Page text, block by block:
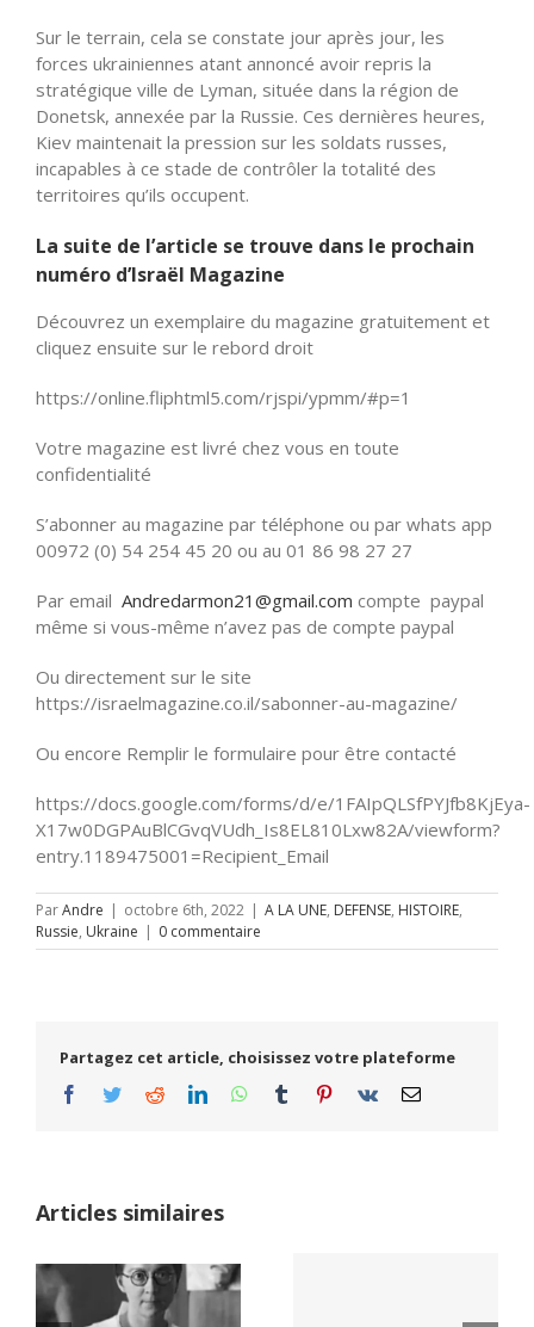
Sur le terrain, cela se constate jour après jour, les
forces ukrainiennes atant annoncé avoir repris la
stratégique ville de Lyman, située dans la région de
Donetsk, annexée par la Russie. Ces dernières heures,
Kiev maintenait la pression sur les soldats russes,
incapables à ce stade de contrôler la totalité des
territoires qu’ils occupent.
La suite de l’article se trouve dans le prochain
numéro d’Israël Magazine
Découvrez un exemplaire du magazine gratuitement et
cliquez ensuite sur le rebord droit
https://online.fliphtml5.com/rjspi/ypmm/#p=1
Votre magazine est livré chez vous en toute
confidentialité
S’abonner au magazine par téléphone ou par whats app
00972 (0) 54 254 45 20 ou au 01 86 98 27 27
Par email Andredarmon21@gmail.com compte paypal
même si vous-même n’avez pas de compte paypal
Ou directement sur le site
https://israelmagazine.co.il/sabonner-au-magazine/
Ou encore Remplir le formulaire pour être contacté
https://docs.google.com/forms/d/e/1FAIpQLSfPYJfb8KjEya-
X17w0DGPAuBlCGvqVUdh_Is8EL810Lxw82A/viewform?
entry.1189475001=Recipient_Email
ParAndre | octobre 6th, 2022 | A LA UNE, DEFENSE, HISTOIRE,
Russie, Ukraine | 0 commentaire
Partagez cet article, choisissez votre plateforme
Facebook
TwitterRedditLinkedInWhatsApp
Tumblr Pinterest
Vk Email
Articles similaires